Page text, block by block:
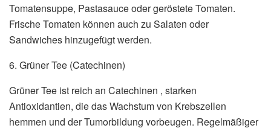
Tomatensuppe, Pastasauce oder geröstete Tomaten.
Frische Tomaten können auch zu Salaten oder
Sandwiches hinzugefügt werden.
6. Grüner Tee (Catechinen)
Grüner Tee ist reich an Catechinen , starken
Antioxidantien, die das Wachstum von Krebszellen
hemmen und der Tumorbildung vorbeugen. Regelmäßiger